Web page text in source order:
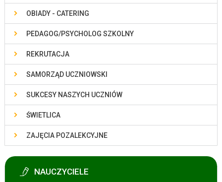
OBIADY - CATERING
PEDAGOG/PSYCHOLOG SZKOLNY
REKRUTACJA
SAMORZĄD UCZNIOWSKI
SUKCESY NASZYCH UCZNIÓW
ŚWIETLICA
ZAJĘCIA POZALEKCYJNE
NAUCZYCIELE